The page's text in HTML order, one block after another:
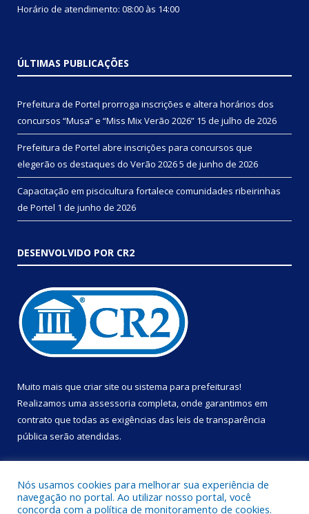
Horário de atendimento: 08:00 às 14:00
ÚLTIMAS PUBLICAÇÕES
Prefeitura de Portel prorroga inscrições e altera horários dos
concursos “Musa” e “Miss Mix Verão 2026” 15 de julho de 2026
Prefeitura de Portel abre inscrições para concursos que
elegerão os destaques do Verão 20265 de junho de 2026
Capacitação em piscicultura fortalece comunidades ribeirinhas
de Portel 1 de junho de 2026
DESENVOLVIDO POR CR2
Muito mais que criar site ou sistema para prefeituras!
Realizamos uma assessoria completa, onde garantimos em
contrato que todas as exigências das leis de transparência
pública serão atendidas.
Nós usamos cookies para melhorar sua experiência de
navegação no portal. Ao utilizar nosso portal, você
concorda com a política de monitoramento de cookies.